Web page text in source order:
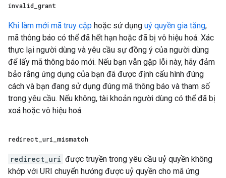
invalid grant
Khi làm mới mã truy cập hoặc sử dụng uỷ quyền gia tăng,
mã thông báo có thể đã hết hạn hoặc đã bị vô hiệu hoá. Xác
thực lại người dùng và yêu cầu sự đồng ý của người dùng
để lấy mã thông báo mới. Nếu bạn vẫn gặp lỗi này, hãy đảm
bảo rằng ứng dụng của bạn đã được định cấu hình đúng
cách và bạn đang sử dụng đúng mã thông báo và tham số
trong yêu cầu. Nếu không, tài khoản người dùng có thể đã bị
xoá hoặc vô hiệu hoá.
redirect uri mismatch
redirect_uri được truyền trong yêu cầu uỷ quyền không
khớp với URI chuyển hướng được uỷ quyền cho mã ứng